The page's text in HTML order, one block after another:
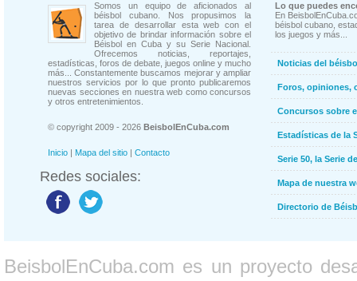
Somos un equipo de aficionados al
béisbol cubano. Nos propusimos la
tarea de desarrollar esta web con el
objetivo de brindar información sobre el
Béisbol en Cuba y su Serie Nacional.
Ofrecemos noticias, reportajes,
estadísticas, foros de debate, juegos online y mucho
más... Constantemente buscamos mejorar y ampliar
nuestros servicios por lo que pronto publicaremos
nuevas secciones en nuestra web como concursos
y otros entretenimientos.
© copyright 2009 - 2026 BeisbolEnCuba.com
Inicio | Mapa del sitio | Contacto
Redes sociales:
Lo que puedes
En
béisbol cubano,
los juegos y más...
Noticias del
Foros, opiniones,
Concursos sobre
Estadísticas de la
Serie 50, la Serie
Mapa de nuestra
Directorio de
BeisbolEnCuba.com es un proyecto